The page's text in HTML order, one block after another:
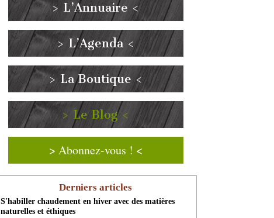
> L’Annuaire <
> L’Agenda <
> La Boutique <
> Le Blog <
> Abonnez-vous ! <
Derniers articles
S'habiller chaudement en hiver avec des matières
naturelles et éthiques